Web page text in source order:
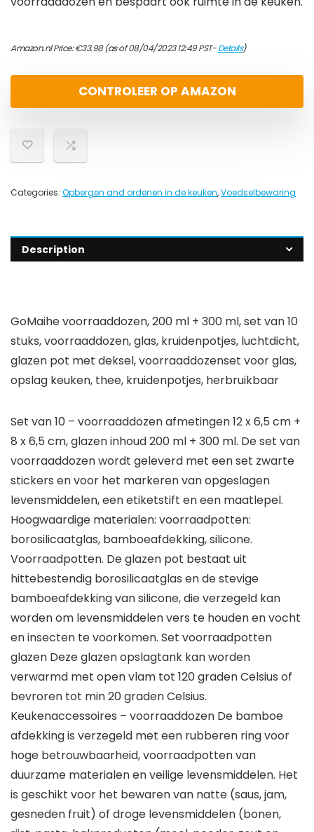
Amazon.nl Price:€33.98(as of 08/04/2023 12:49 PST-Details)
CONTROLEER OP AMAZON
Categories: Opbergen and ordenen in de keuken,Voedselbewaring
Description
GoMaihe voorraaddozen, 200 ml + 300 ml, set van 10
stuks, voorraaddozen, glas, kruidenpotjes, luchtdicht,
glazen pot met deksel, voorraaddozenset voor glas,
opslag keuken, thee, kruidenpotjes, herbruikbaar
Set van 10 – voorraaddozen afmetingen 12 x 6,5 cm +
8 x 6,5 cm, glazen inhoud 200 ml + 300 ml. De set van
voorraaddozen wordt geleverd met een set zwarte
stickers en voor het markeren van opgeslagen
levensmiddelen, een etiketstift en een maatlepel.
Hoogwaardige materialen: voorraadpotten:
borosilicaatglas, bamboeafdekking, silicone.
Voorraadpotten. De glazen pot bestaat uit
hittebestendig borosilicaatglas en de stevige
bamboeafdekking van silicone, die verzegeld kan
worden om levensmiddelen vers te houden en vocht
en insecten te voorkomen. Set voorraadpotten
glazen Deze glazen opslagtank kan worden
verwarmd met open vlam tot 120 graden Celsius of
bevroren tot min 20 graden Celsius.
Keukenaccessoires – voorraaddozen De bamboe
afdekking is verzegeld met een rubberen ring voor
hoge betrouwbaarheid, voorraadpotten van
duurzame materialen en veilige levensmiddelen. Het
is geschikt voor het bewaren van natte (saus, jam,
gesneden fruit) of droge levensmiddelen (bonen,